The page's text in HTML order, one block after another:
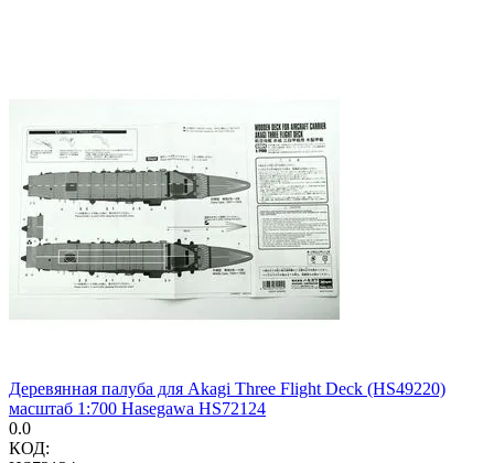
Деревянная палуба для Akagi Three Flight Deck (HS49220)
масштаб 1:700 Hasegawa HS72124
0.0
КОД: